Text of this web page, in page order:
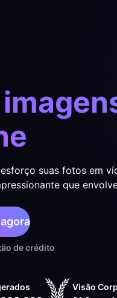
suas fotos em
que
de crédito
Visão